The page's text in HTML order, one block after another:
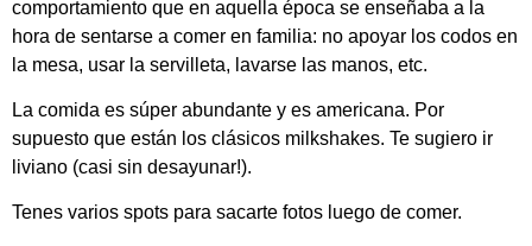
comportamiento que en aquella época se enseñaba a la
hora de sentarse a comer en familia: no apoyar los codos en
la mesa, usar la servilleta, lavarse las manos, etc.
La comida es súper abundante y es americana. Por
supuesto que están los clásicos milkshakes. Te sugiero ir
liviano (casi sin desayunar!).
Tenes varios spots para sacarte fotos luego de comer.